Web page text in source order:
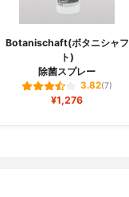
Botanischaft(ボタニシャフ
ト)
除菌スプレー
3.82(7)
¥1,276